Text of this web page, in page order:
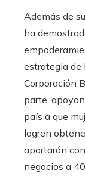
Además de
ha
estrategia de
Corporación
parte,
país a que
logren
aportarán
negocios a